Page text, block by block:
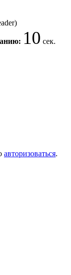
10 сек.
авторизоваться.